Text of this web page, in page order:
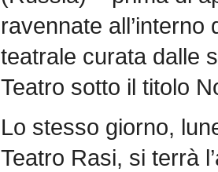
ravennate
teatrale curata dalle
Teatro sotto il titolo
Lo stesso giorno,
Teatro Rasi, si terrà